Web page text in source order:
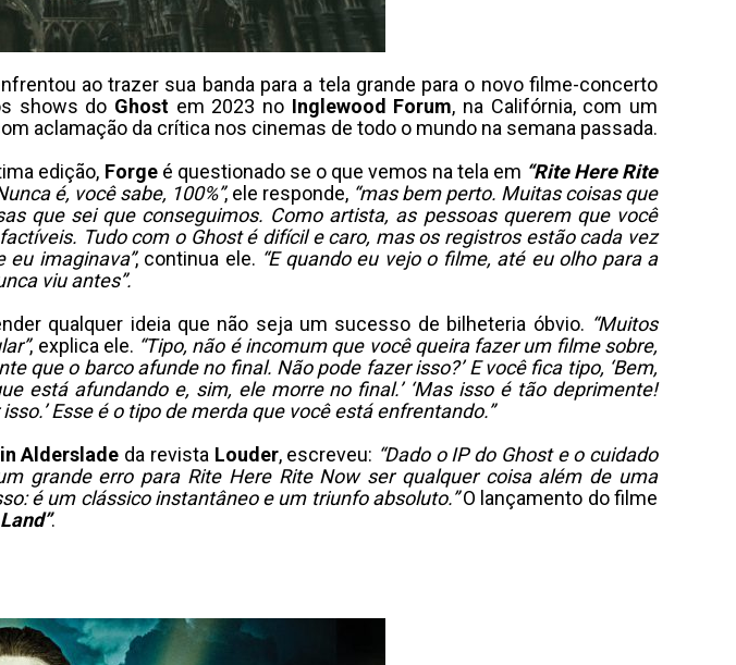
ao trazer sua banda para a tela grande para o novo filme-concerto
shows do Ghostem 2023 no Inglewood Forum, na Califórnia, com um
aclamação da crítica nos cinemas de todo o mundo na semana passada.
edição, Forgeé questionado se o que vemos na tela em “Rite Here Rite
é, você sabe, 100%”, ele responde, “mas bem perto. Muitas coisas que
que sei que conseguimos. Como artista, as pessoas querem que você
Tudo com o Ghost é difícil e caro, mas os registros estão cada vez
imaginava”, continua ele. “E quando eu vejo o filme, até eu olho para a
viu antes”.
qualquer ideia que não seja um sucesso de bilheteria óbvio. “Muitos
, explica ele. “Tipo, não é incomum que você queira fazer um filme sobre,
que o barco afunde no final. Não pode fazer isso?’ E você fica tipo, ‘Bem,
está afundando e, sim, ele morre no final.’ ‘Mas isso é tão deprimente!
Esse é o tipo de merda que você está enfrentando.”
Alderslade da revista Louder, escreveu: “Dado o IP do Ghost e o cuidado
grande erro para Rite Here Rite Now ser qualquer coisa além de uma
é um clássico instantâneo e um triunfo absoluto.”O lançamento do filme
.